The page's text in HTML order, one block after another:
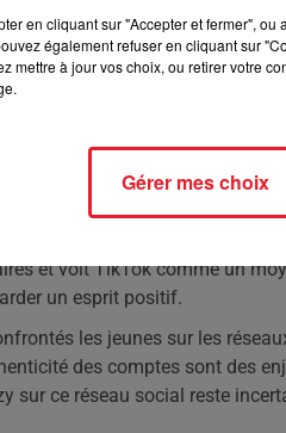
a été bloqué, et cela sans
imposteurs
réserve. Lors d'une émission
de la part de TikTok France.
Carla Bruni a
une mineure, pour leurs
fille vis-à-vis des
et voit TikTok comme un
un esprit positif.
les jeunes sur les
des comptes sont des
sur ce réseau social reste
en cliquant sur "Accepter et fermer",
également refuser en cliquant sur
mettre à jour vos choix, ou retirer votre
Gérer mes choix